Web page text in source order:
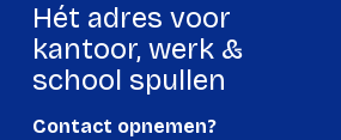
Hét adres voor
kantoor, werk &
school spullen
Contact opnemen?